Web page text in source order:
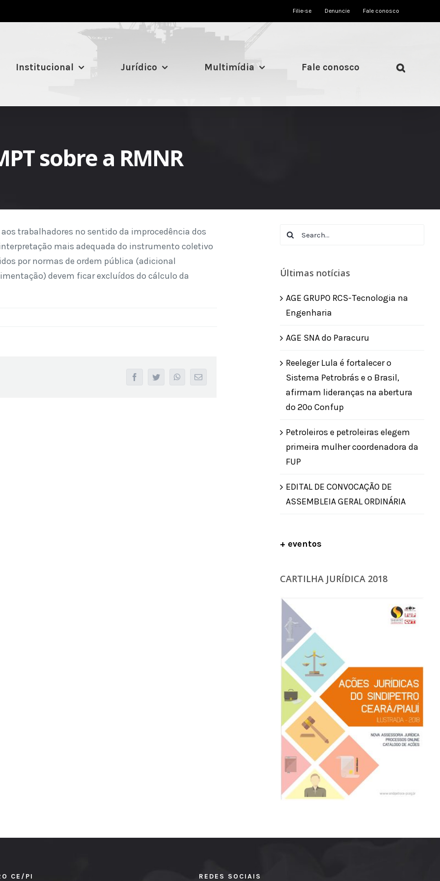
Filie-se Denuncie Fale conosco
Institucional Jurídico Multimídia Fale conosco
sobre a RMNR
trabalhadores no sentido da improcedência dos
mais adequada do instrumento coletivo
por normas de ordem pública (adicional
devem ficar excluídos do cálculo da
facebooktwitter whatsappEmail
Search
Últimas notícias
AGE GRUPO RCS-Tecnologia na
Engenharia
AGE SNA do Paracuru
Reeleger Lula é fortalecer o
Sistema Petrobrás e o Brasil,
afirmam lideranças na abertura
do 20º Confup
Petroleiros e petroleiras elegem
primeira mulher coordenadora da
FUP
EDITAL DE CONVOCAÇÃO DE
ASSEMBLEIA GERAL ORDINÁRIA
+ eventos
CARTILHA JURÍDICA 2018
CE/PI REDES SOCIAIS